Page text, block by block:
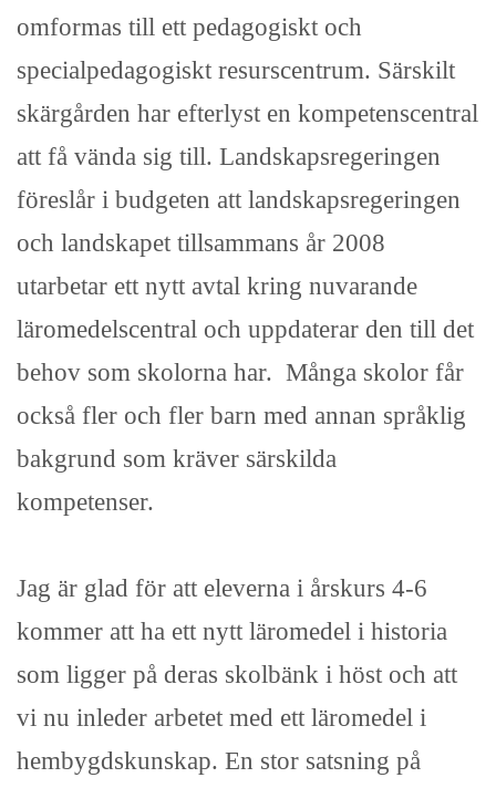
omformas till ett pedagogiskt och
specialpedagogiskt resurscentrum. Särskilt
skärgården har efterlyst en kompetenscentral
att få vända sig till. Landskapsregeringen
föreslår i budgeten att landskapsregeringen
och landskapet tillsammans år 2008
utarbetar ett nytt avtal kring nuvarande
läromedelscentral och uppdaterar den till det
behov som skolorna har. Många skolor får
också fler och fler barn med annan språklig
bakgrund som kräver särskilda
kompetenser.
Jag är glad för att eleverna i årskurs 4-6
kommer att ha ett nytt läromedel i historia
som ligger på deras skolbänk i höst och att
vi nu inleder arbetet med ett läromedel i
hembygdskunskap. En stor satsning på